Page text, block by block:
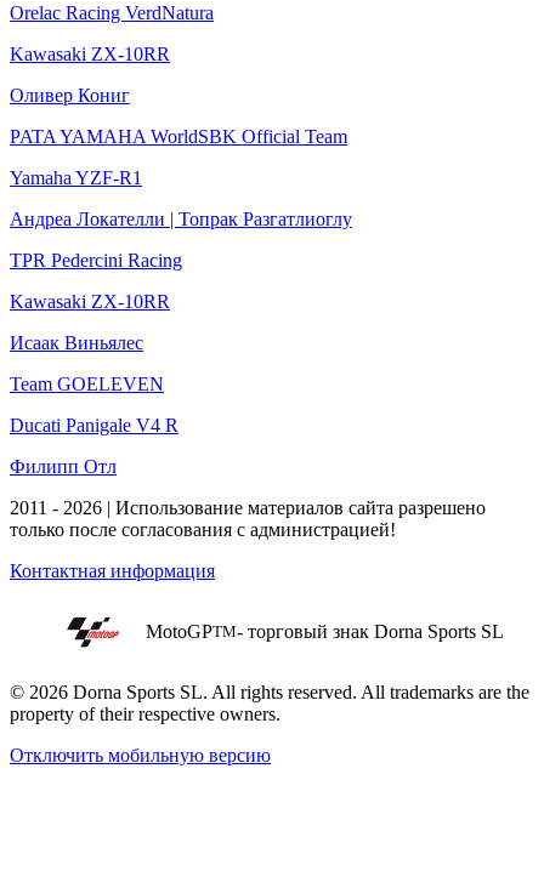
Orelac Racing VerdNatura
Kawasaki ZX-10RR
Оливер Кониг
PATA YAMAHA WorldSBK Official Team
Yamaha YZF-R1
Андреа Локателли | Топрак Разгатлиоглу
TPR Pedercini Racing
Kawasaki ZX-10RR
Исаак Виньялес
Team GOELEVEN
Ducati Panigale V4 R
Филипп Отл
2011 - 2026 | Использование материалов сайта разрешено
только после согласования с администрацией!
Контактная информация
MotoGPTM- торговый знак Dorna Sports SL
© 2026 Dorna Sports SL. All rights reserved. All trademarks are the
property of their respective owners.
Отключить мобильную версию